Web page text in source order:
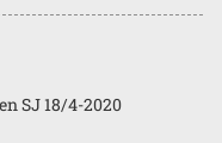
SJ 18/4-2020